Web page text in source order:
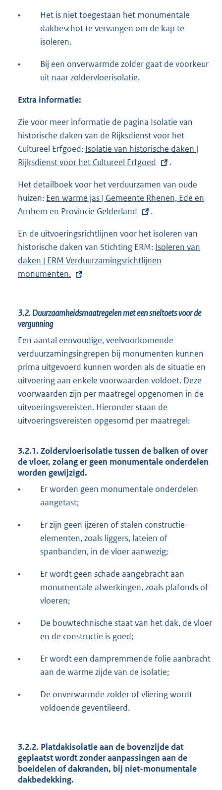
•
Het is niet toegestaan het monumentale
dakbeschot te vervangen om de kap te
isoleren.
•
Bij een onverwarmde zolder gaat de voorkeur
uit naar zoldervloerisolatie.
Extra informatie:
Zie voor meer informatie de pagina Isolatie van
historische daken van de Rijksdienst voor het
Cultureel Erfgoed: E
x
e
r
n
e
Isolatie van historische daken |
Rijksdienst voor het Cultureel Erfgoed
.
Het detailboek voor het verduurzamen van oude
huizen: E
x
e
r
n
e
n
k
:
Een warme jas | Gemeente Rhenen, Ede en
Arnhem en Provincie Gelderland
.
En de uitvoeringsrichtlijnen voor het isoleren van
historische daken van Stichting ERM: E
x
n
l
i
n
k
:
Isoleren van
daken | ERM Verduurzamingsrichtlijnen
monumenten.
3.2.Duurzaamheidsmaatregelen met een sneltoets voor de
vergunning
Een aantal eenvoudige, veelvoorkomende
verduurzamingsingrepen bij monumenten kunnen
prima uitgevoerd kunnen worden als de situatie en
uitvoering aan enkele voorwaarden voldoet. Deze
voorwaarden zijn per maatregel opgenomen in de
uitvoeringsvereisten. Hieronder staan de
uitvoeringsvereisten opgesomd per maatregel:
3.2.1. Zoldervloerisolatie tussen de balken of over
de vloer, zolang er geen monumentale onderdelen
worden gewijzigd.
•
Er worden geen monumentale onderdelen
aangetast;
•
Er zijn geen ijzeren of stalen constructie-
elementen, zoals liggers, lateien of
spanbanden, in de vloer aanwezig;
•
Er wordt geen schade aangebracht aan
monumentale afwerkingen, zoals plafonds of
vloeren;
•
De bouwtechnische staat van het dak, de vloer
en de constructie is goed;
•
Er wordt een dampremmende folie aanbracht
aan de warme zijde van de isolatie;
•
De onverwarmde zolder of vliering wordt
voldoende geventileerd.
3.2.2. Platdakisolatie aan de bovenzijde dat
geplaatst wordt zonder aanpassingen aan de
boeidelen of dakranden, bij niet-monumentale
dakbedekking.